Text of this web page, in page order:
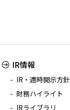
IR情報
IR・適時開示方針
財務ハイライト
IRライブラリ